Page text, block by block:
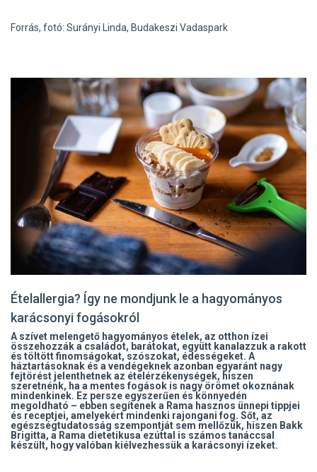
Forrás, fotó: Surányi Linda, Budakeszi Vadaspark
Ételallergia? Így ne mondjunk le a hagyományos
karácsonyi fogásokról
A szívet melengető hagyományos ételek, az otthon ízei
összehozzák a családot, barátokat, együtt kanalazzuk a rakott
és töltött finomságokat, szószokat, édességeket. A
háztartásoknak és a vendégeknek azonban egyaránt nagy
fejtörést jelenthetnek az ételérzékenységek, hiszen
szeretnénk, ha a mentes fogások is nagy örömet okoznának
mindenkinek. Ez persze egyszerűen és könnyedén
megoldható – ebben segítenek a Rama hasznos ünnepi tippjei
és receptjei, amelyekért mindenki rajongani fog. Sőt, az
egészségtudatosság szempontját sem mellőzük, hiszen Bakk
Brigitta, a Rama dietetikusa ezúttal is számos tanáccsal
készült, hogy valóban kiélvezhessük a karácsonyi ízeket.